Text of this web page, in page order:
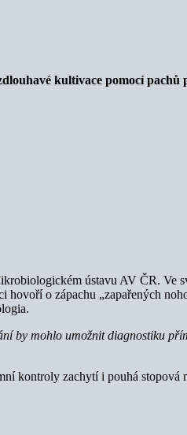
kultivace pomocí
ústavu AV ČR.
hovoří o zápachu „zapařených
by mohlo umožnit diagnostiku
kontroly zachytí i pouhá